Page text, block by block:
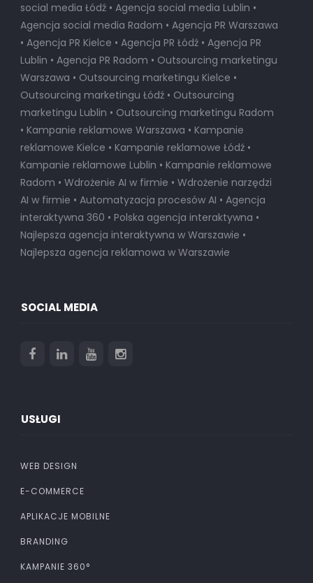
social media Łódź • Agencja social media Lublin •
Agencja social media Radom • Agencja PR Warszawa
• Agencja PR Kielce • Agencja PR Łódź • Agencja PR
Lublin • Agencja PR Radom • Outsourcing marketingu
Warszawa • Outsourcing marketingu Kielce •
Outsourcing marketingu Łódź • Outsourcing
marketingu Lublin • Outsourcing marketingu Radom
• Kampanie reklamowe Warszawa • Kampanie
reklamowe Kielce • Kampanie reklamowe Łódź •
Kampanie reklamowe Lublin • Kampanie reklamowe
Radom • Wdrożenie AI w firmie • Wdrożenie narzędzi
AI w firmie • Automatyzacja procesów AI • Agencja
interaktywna 360 • Polska agencja interaktywna •
Najlepsza agencja interaktywna w Warszawie •
Najlepsza agencja reklamowa w Warszawie
SOCIAL MEDIA
USŁUGI
WEB DESIGN
E-COMMERCE
APLIKACJE MOBILNE
BRANDING
KAMPANIE 360°